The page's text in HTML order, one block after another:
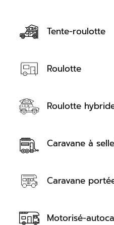
Tente-roulotte
Roulotte
Roulotte
Caravane à
Caravane
Motorisé-